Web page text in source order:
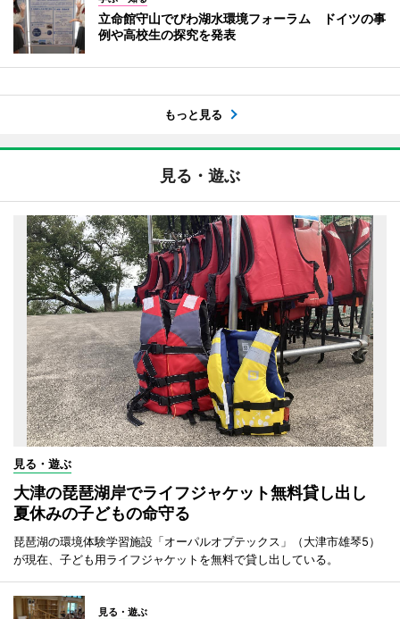
立命館守山でびわ湖水環境フォーラム ドイツの事
例や高校生の探究を発表
もっと見る
見る・遊ぶ
見る・遊ぶ
大津の琵琶湖岸でライフジャケット無料貸し出し
夏休みの子どもの命守る
琵琶湖の環境体験学習施設「オーパルオプテックス」（大津市雄琴5）
が現在、子ども用ライフジャケットを無料で貸し出している。
見る・遊ぶ